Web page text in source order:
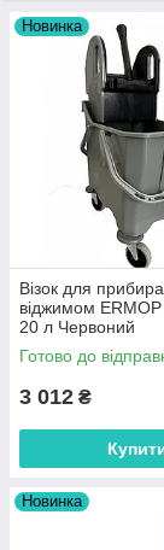
Новинка
Візок для
віджимом ERMOP
20 л Червоний
Готово до
3 012 ₴
Новинка